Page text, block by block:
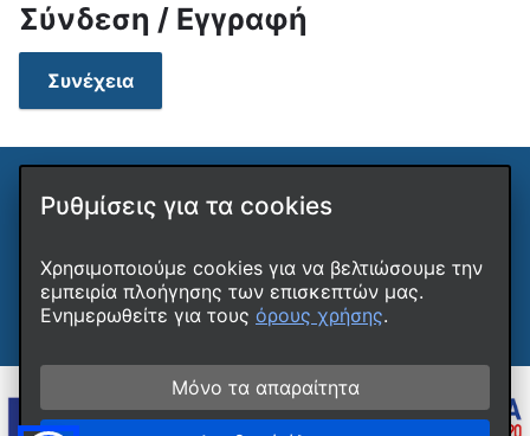
Σύνδεση / Εγγραφή
Συνέχεια
ΚΕΔΙΒΙΜ ΔΙΠΑΕ
Προσβασιμότητα
Αναφορά τεχνικού προβλήματος
Ρυθμίσεις για τα cookies
Χρησιμοποιούμε cookies για να βελτιώσουμε την
εμπειρία πλοήγησης των επισκεπτών μας.
Ενημερωθείτε για τους όρους χρήσης.
Μόνο τα απαραίτητα